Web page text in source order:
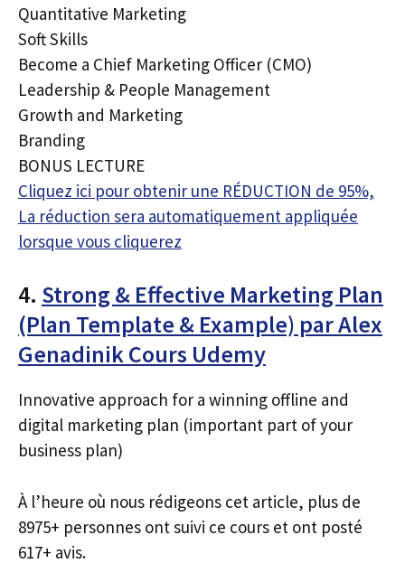
Quantitative Marketing
Soft Skills
Become a Chief Marketing Officer (CMO)
Leadership & People Management
Growth and Marketing
Branding
BONUS LECTURE
Cliquez ici pour obtenir une RÉDUCTION de 95%,
La réduction sera automatiquement appliquée
lorsque vous cliquerez
4. Strong & Effective Marketing Plan
(Plan Template & Example) par Alex
Genadinik Cours Udemy
Innovative approach for a winning offline and
digital marketing plan (important part of your
business plan)
À l’heure où nous rédigeons cet article, plus de
8975+ personnes ont suivi ce cours et ont posté
617+ avis.